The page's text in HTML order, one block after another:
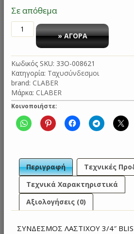
Σε απόθεμα
ΣΥΝΔΕΣΜΟΣ
ΛΑΣΤΙΧΟΥ
BLISTER
8621
CLABER
ποσότητα
» ΑΓΟΡΑ
Κωδικός SKU: 33O-008621
Κατηγορία: Ταχυσύνδεσμοι
brand: CLABER
Μάρκα: CLABER
Κοινοποιήστε:
Περιγραφή
Τεχνικές
Τεχνικά Χαρακτηριστικά
Αξιολογήσεις (0)
ΣΥΝΔΕΣΜΟΣ ΛΑΣΤΙΧΟΥ 3/4″